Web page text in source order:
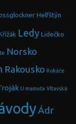
Helfštýn
Ledy Lidečko
Norsko
Rakousko Roháče
U mamuta Vltavská
Ádr